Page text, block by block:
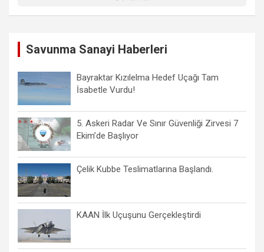
Savunma Sanayi Haberleri
Bayraktar Kızılelma Hedef Uçağı Tam
İsabetle Vurdu!
5. Askeri Radar Ve Sınır Güvenliği Zirvesi 7
Ekim’de Başlıyor
Çelik Kubbe Teslimatlarına Başlandı.
KAAN İlk Uçuşunu Gerçekleştirdi